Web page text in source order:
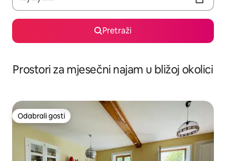
Pretraži
Prostori za mjesečni najam u bližoj okolici
Odabrali gosti
Odabrali gosti